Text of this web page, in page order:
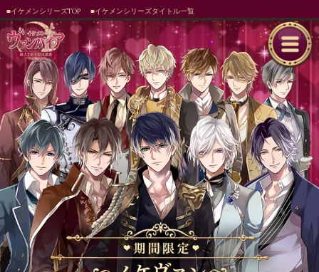
■イケメンシリーズTOP ■イケメンシリーズタイトル一覧